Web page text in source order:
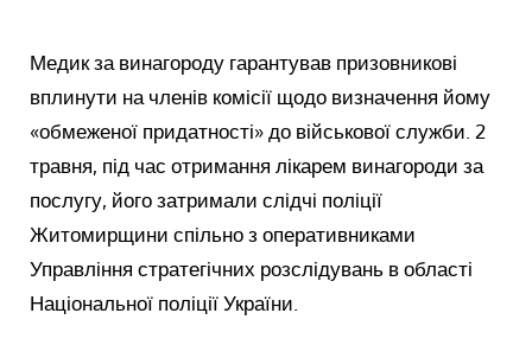
Медик за винагороду гарантував призовникові
вплинути на членів комісії щодо визначення йому
«обмеженої придатності» до військової служби. 2
травня, під час отримання лікарем винагороди за
послугу, його затримали слідчі поліції
Житомирщини спільно з оперативниками
Управління стратегічних розслідувань в області
Національної поліції України.